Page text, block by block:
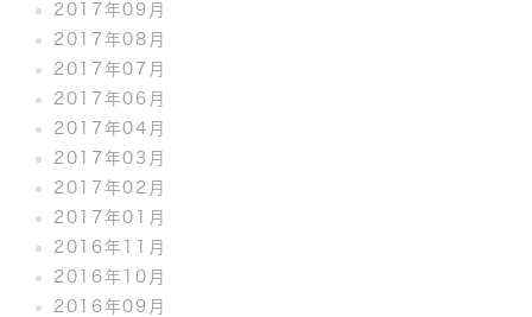
2017年09月
2017年08月
2017年07月
2017年06月
2017年04月
2017年03月
2017年02月
2017年01月
2016年11月
2016年10月
2016年09月